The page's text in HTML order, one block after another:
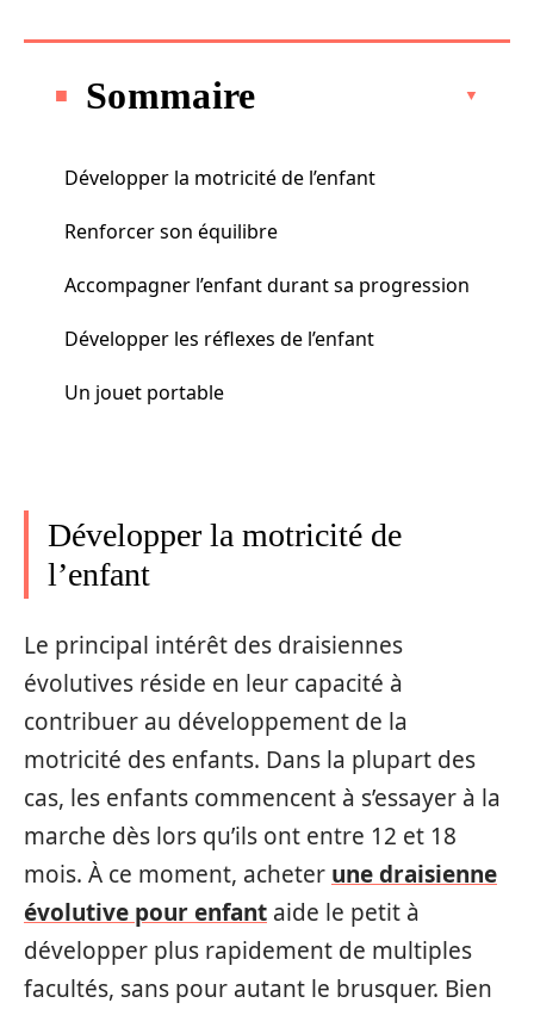
Sommaire
Développer la motricité de l’enfant
Renforcer son équilibre
Accompagner l’enfant durant sa progression
Développer les réflexes de l’enfant
Un jouet portable
Développer la motricité de
l’enfant
Le principal intérêt des draisiennes
évolutives réside en leur capacité à
contribuer au développement de la
motricité des enfants. Dans la plupart des
cas, les enfants commencent à s’essayer à la
marche dès lors qu’ils ont entre 12 et 18
mois. À ce moment, acheter une draisienne
évolutive pour enfant aide le petit à
développer plus rapidement de multiples
facultés, sans pour autant le brusquer. Bien